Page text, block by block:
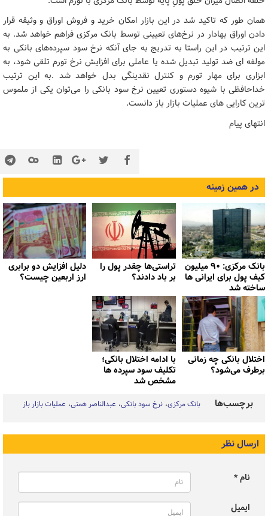
همان طور که تاکید شد در این بازار امکان خرید و فروش اوراق و وثیقه قرار
دادن اوراق بهادار در نرخ‌های تعیینی توسط بانک مرکزی فراهم خواهد شد. به
این ترتیب در این راستا به تدریج به جای آنکه نرخ سود سپرده‌های بانکی به
مولفه ای ضد تولید تبدیل شده یا عاملی برای افزایش نرخ تورم تلقی شود، به
ابزاری برای مهار تورم و کنترل نقدینگی بدل خواهد شد .به این ترتیب
خداحافظی با شیوه دستوری تعیین نرخ سود بانکی را می‌توان یکی از ملموس
ترین کارایی های عملیات بازار باز دانست.
انتهای پیام
در همین زمینه
بانک مرکزی: ۹۰ میلیون
کیف پول برای ایرانی ها
ساخته شد
تراستی‌ها چقدر پول را
بر باد دادند؟
دلیل افزایش دو برابری
ارز اربعین چیست؟
اختلال بانکی چه زمانی
برطرف می‌شود؟
با ادامه اختلال بانکی؛
تکلیف سود سپرده ها
مشخص شد
برچسب‌ها بانک مرکزی نرخ سود بانکی عبدالناصر همتی عملیات بازار باز
ارسال نظر
نام *
ایمیل